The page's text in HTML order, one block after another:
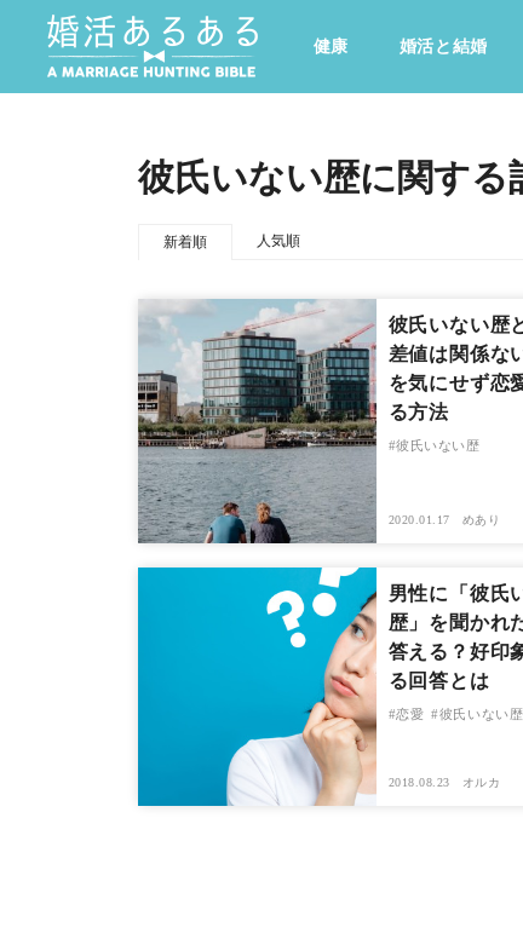
健康 婚活と結婚
心の処方箋 カルチャー・トレンド・芸能
彼氏いない歴に関する
新着順 人気順
彼氏いない歴
差値は関係な
を気にせず恋
る方法
彼氏いない歴
2020.01.17 めあり
男性に「彼氏
歴」を聞かれ
答える？好印
る回答とは
恋愛 彼氏いない歴
2018.08.23 オルカ